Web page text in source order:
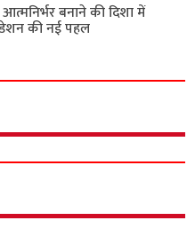
बनाने की दिशा में
की नई पहल